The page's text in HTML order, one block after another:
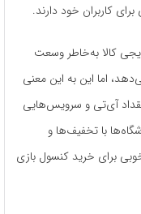
کاربران خود دارند.
کالا به‌خاطر وسعت
اما این به این معنی
آی‌تی و سرویس‌هایی
با تخفیف‌ها و
برای خرید کنسول بازی